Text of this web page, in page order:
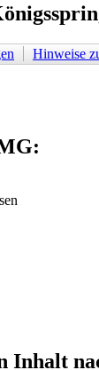
Hinweise